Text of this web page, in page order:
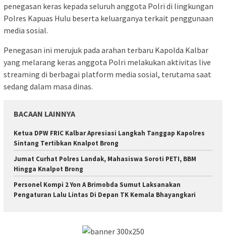
penegasan keras kepada seluruh anggota Polri di lingkungan
Polres Kapuas Hulu beserta keluarganya terkait penggunaan
media sosial.
Penegasan ini merujuk pada arahan terbaru Kapolda Kalbar
yang melarang keras anggota Polri melakukan aktivitas live
streaming di berbagai platform media sosial, terutama saat
sedang dalam masa dinas.
BACAAN LAINNYA
Ketua DPW FRIC Kalbar Apresiasi Langkah Tanggap Kapolres
Sintang Tertibkan Knalpot Brong
Jumat Curhat Polres Landak, Mahasiswa Soroti PETI, BBM
Hingga Knalpot Brong
Personel Kompi 2 Yon A Brimobda Sumut Laksanakan
Pengaturan Lalu Lintas Di Depan TK Kemala Bhayangkari